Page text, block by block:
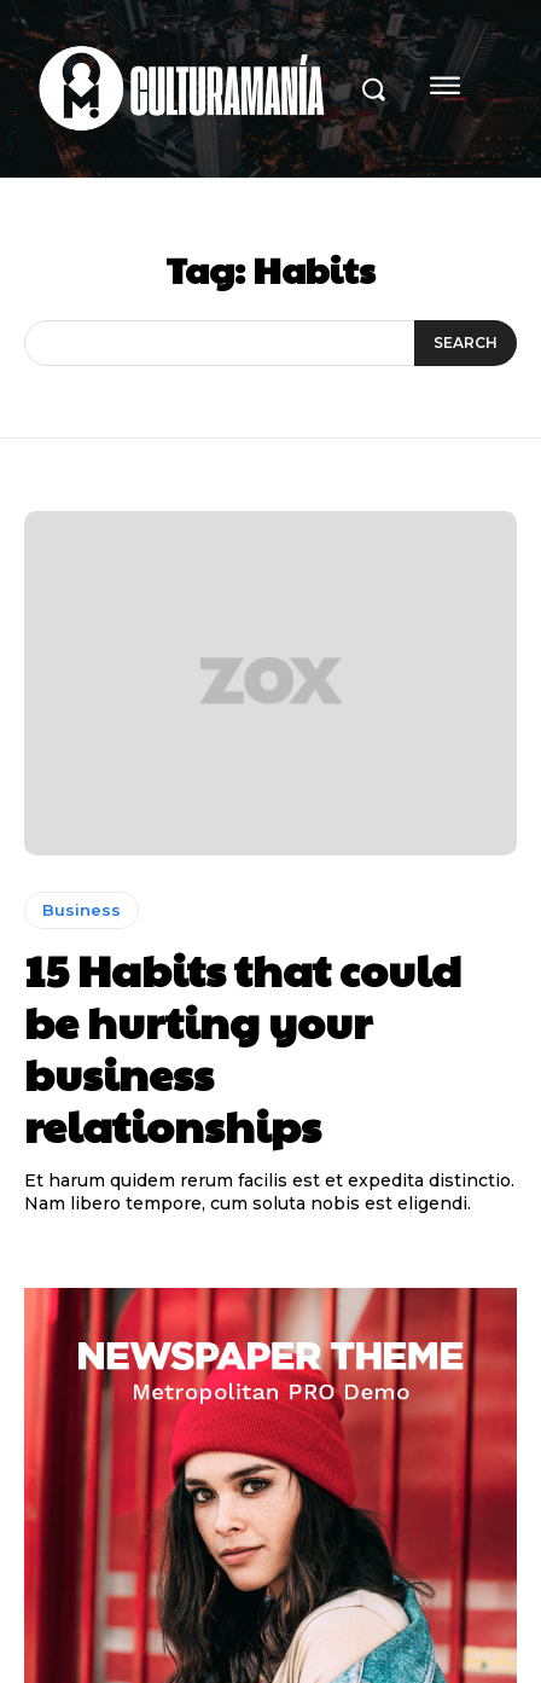
Tag:Habits
SEARCH
Business
15 Habits that could
be hurting your
business
relationships
Et harum quidem rerum facilis est et expedita distinctio.
Nam libero tempore, cum soluta nobis est eligendi.